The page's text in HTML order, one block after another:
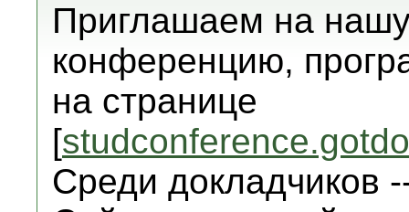
Приглашаем на
конференцию,
на странице
[
Среди докладчиков